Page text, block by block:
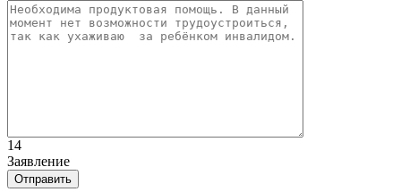
14
Заявление